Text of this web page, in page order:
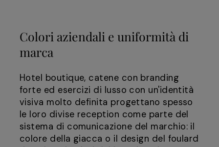
Colori aziendali e uniformità di
marca
Hotel boutique, catene con branding
forte ed esercizi di lusso con un'identità
visiva molto definita progettano spesso
le loro divise reception come parte del
sistema di comunicazione del marchio: il
colore della giacca o il design del foulard